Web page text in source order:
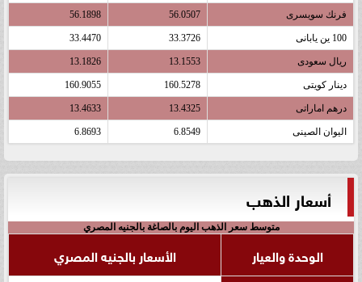
فرنك سويسرى 56.0507
56.1898
100 ين يابانى 33.3726
33.4470
ريال سعودى 13.1553
13.1826
دينار كويتى 160.5278
160.9055
درهم اماراتى 13.4325
13.4633
اليوان الصينى 6.8549
6.8693
أسعار الذهب
متوسط سعر الذهب اليوم بالصاغة بالجنيه المصري
الوحدة والعيار
الأسعار بالجنيه المصري